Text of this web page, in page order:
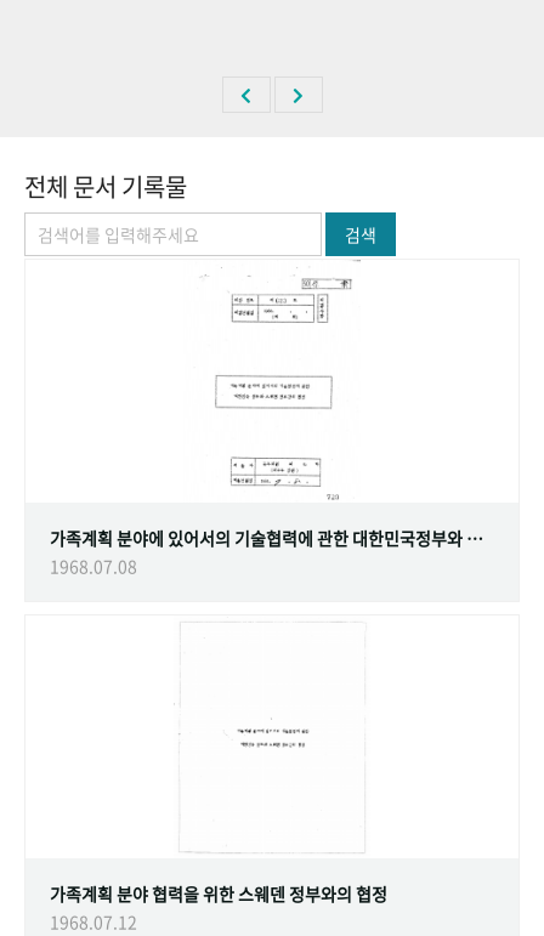
전체 문서 기록물
검색
가족계획 분야에 있어서의 기술협력에 관한 대한민국정부와 스웨덴 정부간의 협정
1968.07.08
가족계획 분야 협력을 위한 스웨덴 정부와의 협정
1968.07.12